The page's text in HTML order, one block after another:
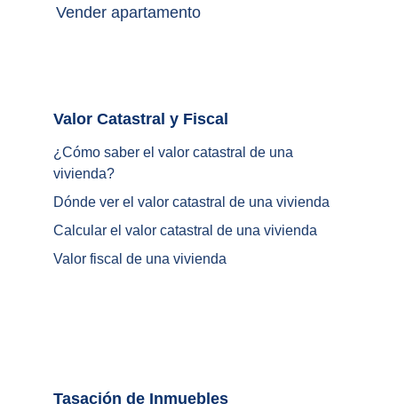
¿ Cómo saber el valor catastral de una
vivienda?
Dónde ver el valor catastral de una vivienda
Calcular el valor catastral de una vivienda
Valor fiscal de una vivienda
Vender apartamento